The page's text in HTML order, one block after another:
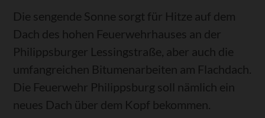
Freibad
und
Campingplatz
ziehen
Besucher
Die sengende Sonne sorgt für Hitze auf dem
Dach des hohen Feuerwehrhauses an der
Philippsburger Lessingstraße, aber auch die
umfangreichen Bitumenarbeiten am Flachdach.
Die Feuerwehr Philippsburg soll nämlich ein
neues Dach über dem Kopf bekommen.